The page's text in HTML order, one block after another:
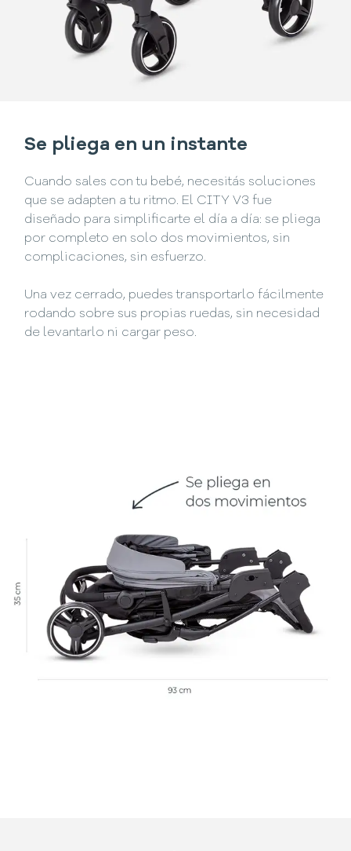
Se pliega en un instante
Cuando sales con tu bebé, necesitás soluciones
que se adapten a tu ritmo. El CITY V3 fue
diseñado para simplificarte el día a día: se pliega
por completo en solo dos movimientos, sin
complicaciones, sin esfuerzo.
Una vez cerrado, puedes transportarlo fácilmente
rodando sobre sus propias ruedas, sin necesidad
de levantarlo ni cargar peso.